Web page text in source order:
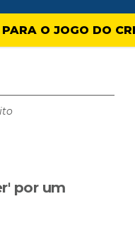
O JOGO DO
por um